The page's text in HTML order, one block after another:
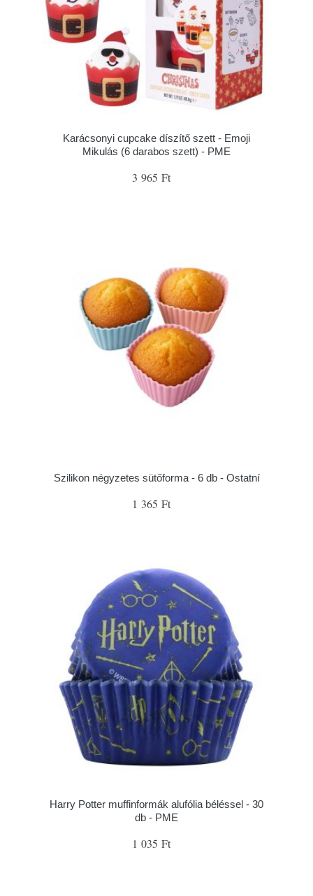
Karácsonyi cupcake díszítő szett - Emoji
Mikulás (6 darabos szett) - PME
3 965 Ft
Szilikon négyzetes sütőforma - 6 db - Ostatní
1 365 Ft
Harry Potter muffinformák alufólia béléssel - 30
db - PME
1 035 Ft